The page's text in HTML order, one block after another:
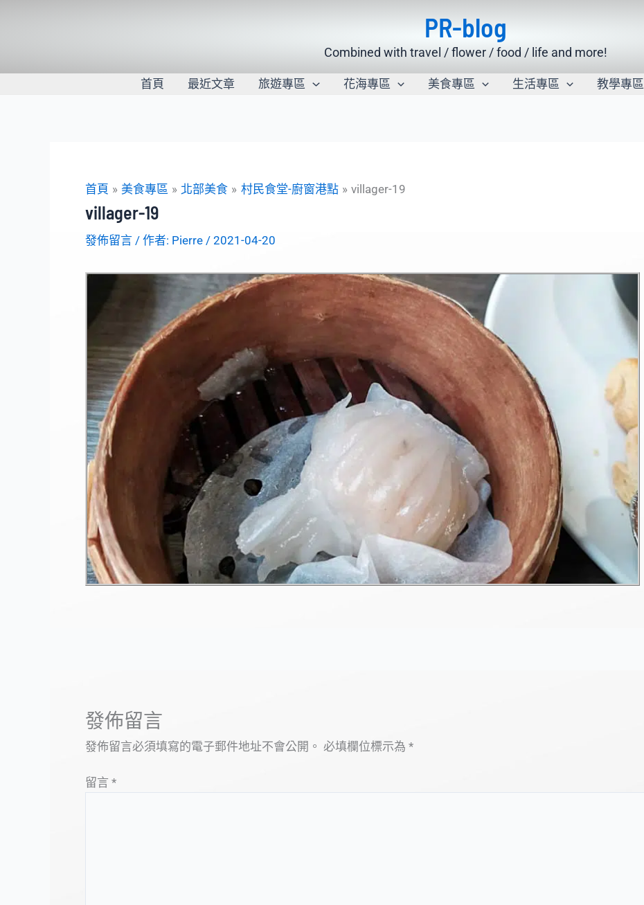
PR-blog
Combined with travel / flower / food / life and more!
首頁 最近文章 旅遊專區 花海專區 美食專區 生活專區 教學專區
首頁 美食專區 北部美食 村民食堂-廚窗港點 villager-19
villager-19
發佈留言 / 作者: Pierre / 2021-04-20
發佈留言
發佈留言必須填寫的電子郵件地址不會公開。 必填欄位標示為 *
留言 *